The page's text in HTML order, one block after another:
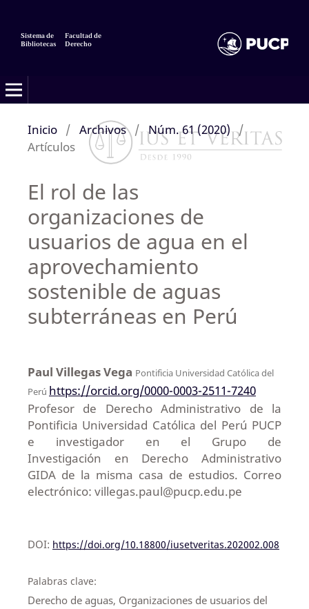
Sistema de
Bibliotecas
Facultad de
Derecho
Inicio / Archivos / Núm. 61 (2020) /
Artículos
El rol de las
organizaciones de
usuarios de agua en el
aprovechamiento
sostenible de aguas
subterráneas en Perú
Paul Villegas Vega Pontificia Universidad Católica del
Perú https://orcid.org/0000-0003-2511-7240
Profesor de Derecho Administrativo de la
Pontificia Universidad Católica del Perú PUCP
e investigador en el Grupo de
Investigación en Derecho Administrativo
GIDA de la misma casa de estudios. Correo
electrónico: villegas.paul@pucp.edu.pe
DOI: https://doi.org/10.18800/iusetveritas.202002.008
Palabras clave:
Derecho de aguas, Organizaciones de usuarios del